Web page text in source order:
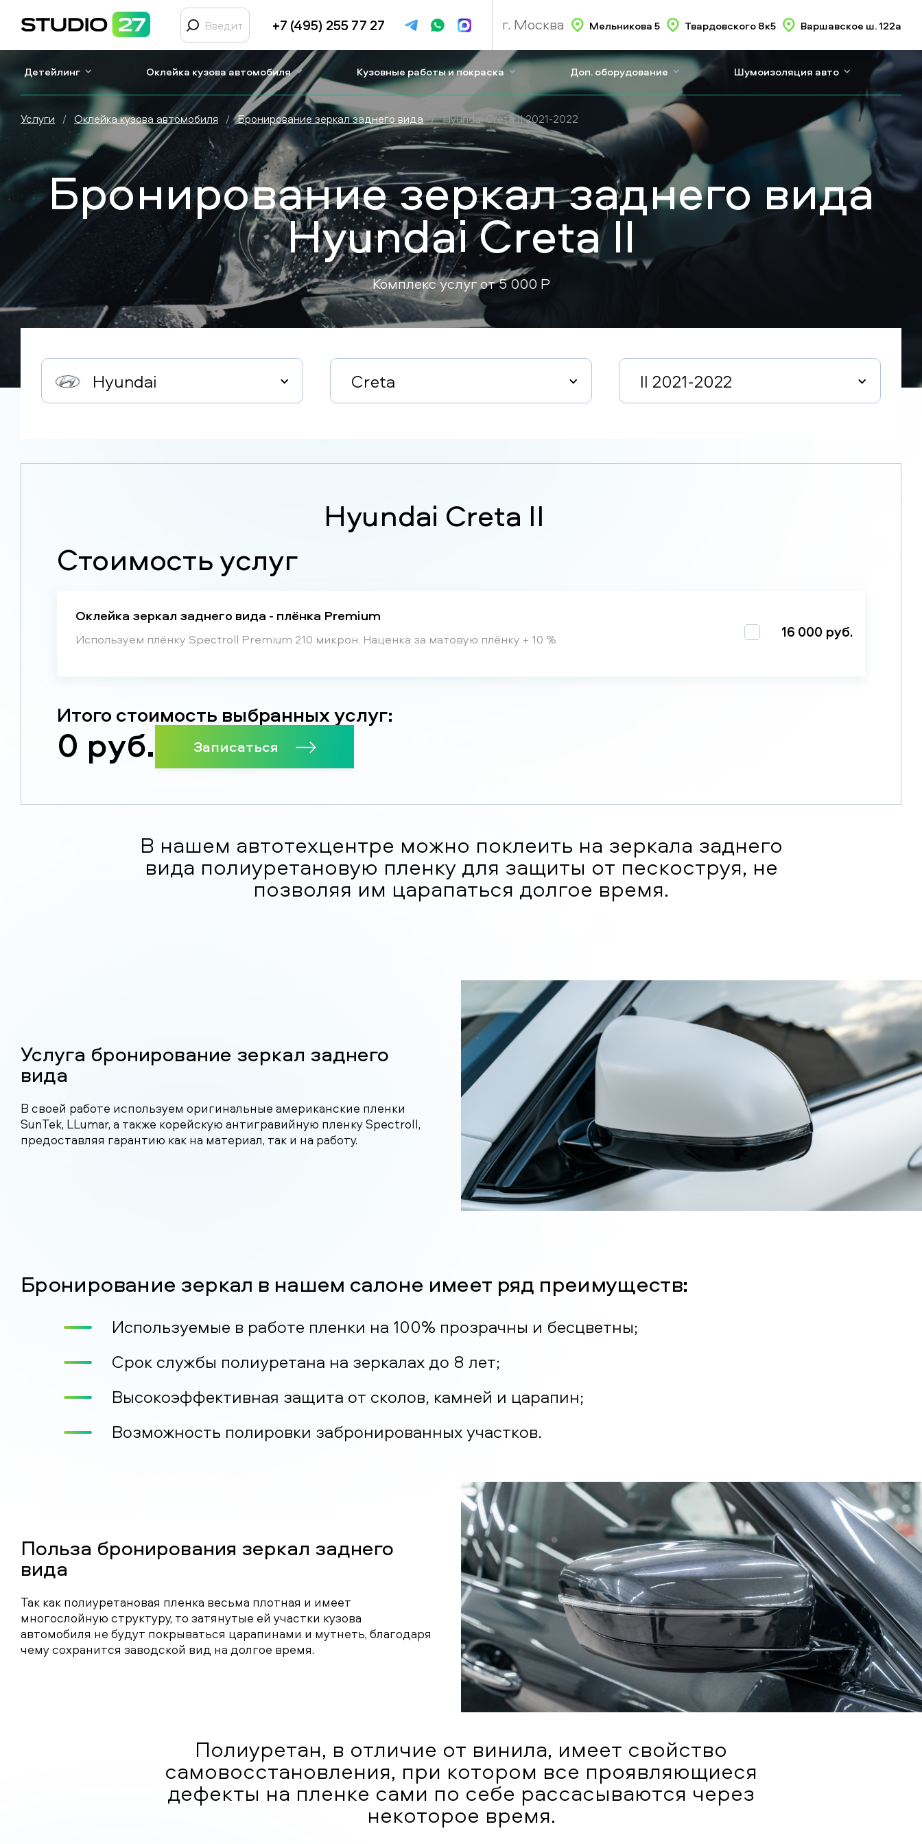
+7 (495) 255 77 27 г. Москва Мельникова 5 Твардовского 8к5 Варшавское ш. 122а
Детейлинг Оклейка кузова автомобиля Кузовные работы и покраска Доп. оборудование Шумоизоляция авто
Услуги / Оклейка кузова автомобиля / Бронирование зеркал заднего вида / Hyundai Creta II 2021-2022
Бронирование зеркал заднего вида
Hyundai Creta II
Комплекс услуг от5 000 P
Hyundai Creta II 2021-2022
Hyundai Creta II
Стоимость услуг
Оклейка зеркал заднего вида - плёнка Premium
Используем плёнку Spectroll Premium 210 микрон. Наценка за матовую плёнку + 10 % 16 000 руб.
Итого стоимость выбранных услуг:
0 руб. Записаться
В нашем автотехцентре можно поклеить на зеркала заднего
вида полиуретановую пленку для защиты от пескоструя, не
позволяя им царапаться долгое время.
Услуга бронирование зеркал заднего
вида
В своей работе используем оригинальные американские пленки
SunTek, LLumar, а также корейскую антигравийную пленку Spectroll,
предоставляя гарантию как на материал, так и на работу.
Бронирование зеркал в нашем салоне имеет ряд преимуществ:
Используемые в работе пленки на 100% прозрачны и бесцветны;
Срок службы полиуретана на зеркалах до 8 лет;
Высокоэффективная защита от сколов, камней и царапин;
Возможность полировки забронированных участков.
Польза бронирования зеркал заднего
вида
Так как полиуретановая пленка весьма плотная и имеет
многослойную структуру, то затянутые ей участки кузова
автомобиля не будут покрываться царапинами и мутнеть, благодаря
чему сохранится заводской вид на долгое время.
Полиуретан, в отличие от винила, имеет свойство
самовосстановления, при котором все проявляющиеся
дефекты на пленке сами по себе рассасываются через
некоторое время.